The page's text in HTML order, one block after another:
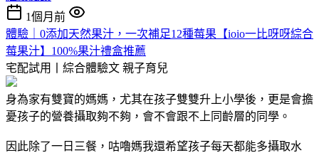
1個月前
體驗｜0添加天然果汁，一次補足12種莓果【ioio一比呀呀綜合
莓果汁】100%果汁禮盒推薦
宅配試用丨綜合體驗文 親子育兒
身為家有雙寶的媽媽，尤其在孩子雙雙升上小學後，更是會擔
憂孩子的營養攝取夠不夠，會不會跟不上同齡層的同學。
因此除了一日三餐，咕嚕媽我還希望孩子每天都能多攝取水